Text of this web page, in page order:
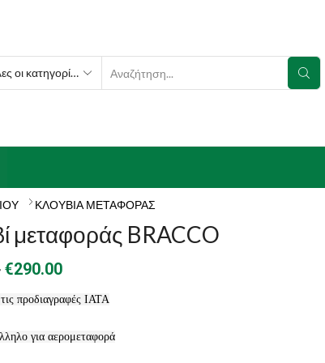
SEARCH
ΚΛΟΥΒΙΑ ΜΕΤΑΦΟΡΑΣ
μεταφοράς BRACCO
€290.00Price
range:
through
προδιαγραφές ΙΑΤΑ
για αερομεταφορά